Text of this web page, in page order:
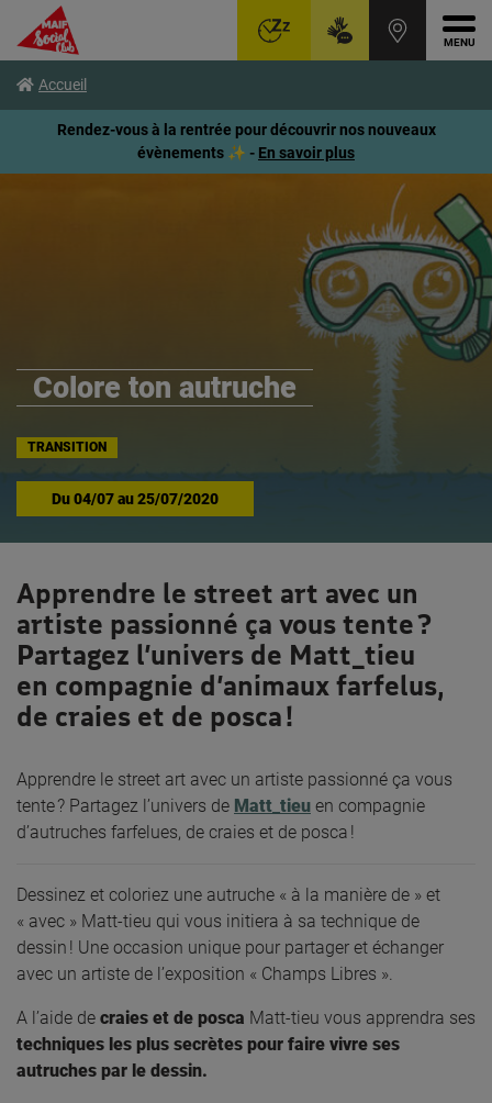
contenu
page
Accueil
Rendez-vous à la rentrée pour découvrir nos nouveaux
évènements ✨ - En savoir plus
Colore ton autruche
TRANSITION
Du04/07au25/07/2020
Apprendre le street art avec un
artiste passionné ça vous tente ?
Partagez l’univers de Matt_tieu
en compagnie d’animaux farfelus,
de craies et de posca !
Apprendre le street art avec un artiste passionné ça vous
tente ? Partagez l’univers de Matt_tieu en compagnie
d’autruches farfelues, de craies et de posca !
Dessinez et coloriez une autruche « à la manière de » et
« avec » Matt-tieu qui vous initiera à sa technique de
dessin ! Une occasion unique pour partager et échanger
avec un artiste de l’exposition « Champs Libres ».
A l’aide de craies et de posca Matt-tieu vous apprendra ses
techniques les plus secrètes pour faire vivre ses
autruches par le dessin.